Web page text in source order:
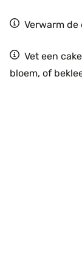
Verwarm de
Vet een
bloem, of